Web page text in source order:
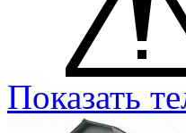
Показать